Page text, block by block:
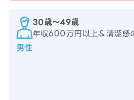
男性
30歳〜49歳
年収600万円以上＆清潔感